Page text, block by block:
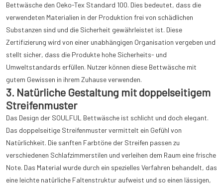
Bettwäsche den Oeko-Tex Standard 100. Dies bedeutet, dass die
verwendeten Materialien in der Produktion frei von schädlichen
Substanzen sind und die Sicherheit gewährleistet ist. Diese
Zertifizierung wird von einer unabhängigen Organisation vergeben und
stellt sicher, dass die Produkte hohe Sicherheits- und
Umweltstandards erfüllen. Nutzer können diese Bettwäsche mit
gutem Gewissen in ihrem Zuhause verwenden.
3. Natürliche Gestaltung mit doppelseitigem
Streifenmuster
Das Design der SOULFUL Bettwäsche ist schlicht und doch elegant.
Das doppelseitige Streifenmuster vermittelt ein Gefühl von
Natürlichkeit. Die sanften Farbtöne der Streifen passen zu
verschiedenen Schlafzimmerstilen und verleihen dem Raum eine frische
Note. Das Material wurde durch ein spezielles Verfahren behandelt, das
eine leichte natürliche Faltenstruktur aufweist und so einen lässigen,